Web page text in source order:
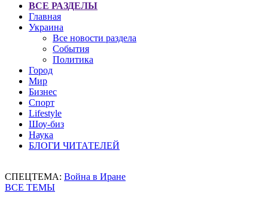
ВСЕ РАЗДЕЛЫ
Главная
Украина
Все новости раздела
События
Политика
Город
Мир
Бизнес
Спорт
Lifestyle
Шоу-биз
Наука
БЛОГИ ЧИТАТЕЛЕЙ
СПЕЦТЕМА: Война в Иране
ВСЕ ТЕМЫ